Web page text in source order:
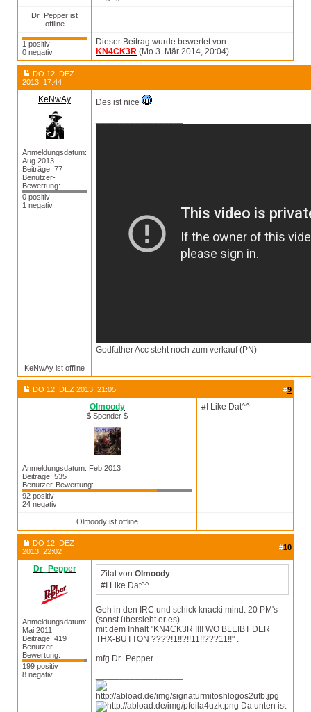
Dr_Pepper ist
offline
1 positiv
0 negativ
Dieser Beitrag wurde bewertet von:
KN4CK3R (Mo 3. Mär 2014, 20:04)
DO 12. DEZ
2013, 17:44
KeNwAy
Anmeldungsdatum:
Aug 2013
Beiträge: 77
Benutzer-
Bewertung:
0 positiv
1 negativ
Des ist nice
Godfather Acc steht noch zum verkauf (PN)
KeNwAy ist offline
DO 12. DEZ 2013, 21:05 #9
Olmoody
$ Spender $
Anmeldungsdatum: Feb 2013
Beiträge: 535
Benutzer-Bewertung:
92 positiv
24 negativ
#I Like Dat^^
Olmoody ist offline
DO 12. DEZ
2013, 22:02
#10
Dr_Pepper
Anmeldungsdatum:
Mai 2011
Beiträge: 419
Benutzer-
Bewertung:
199 positiv
8 negativ
Zitat von Olmoody
#I Like Dat^^
Geh in den IRC und schick knacki mind. 20 PM's
(sonst übersieht er es)
mit dem Inhalt "KN4CK3R !!!! WO BLEIBT DER
THX-BUTTON ????!1!!?!!11!!???11!!" .
mfg Dr_Pepper
Da unten ist